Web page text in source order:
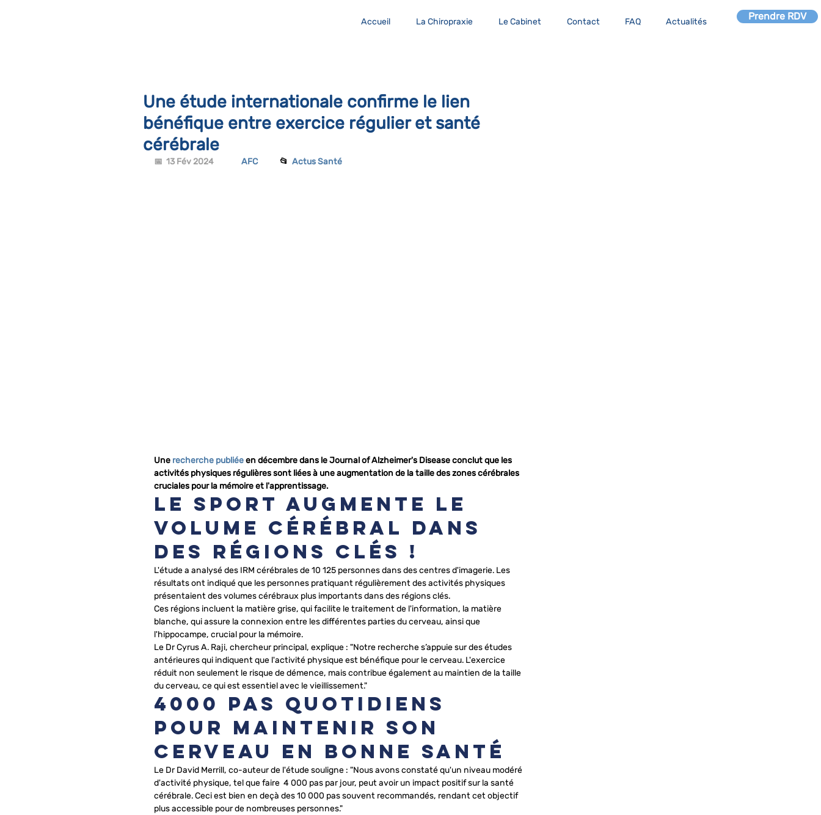
Accueil La Chiropraxie Le Cabinet Contact FAQ Actualités Prendre RDV
Une étude internationale confirme le lien
bénéfique entre exercice régulier et santé
cérébrale
📅  13 Fév 2024 AFC
            📂
Actus Santé
Une recherche publiée en décembre dans le Journal of Alzheimer's Disease conclut que les
activités physiques régulières sont liées à une augmentation de la taille des zones cérébrales
cruciales pour la mémoire et l'apprentissage.
Le sport augmente le
volume cérébral dans
des régions clés !
L'étude a analysé des IRM cérébrales de 10 125 personnes dans des centres d'imagerie. Les
résultats ont indiqué que les personnes pratiquant régulièrement des activités physiques
présentaient des volumes cérébraux plus importants dans des régions clés.
Ces régions incluent la matière grise, qui facilite le traitement de l'information, la matière
blanche, qui assure la connexion entre les différentes parties du cerveau, ainsi que
l'hippocampe, crucial pour la mémoire.
Le Dr Cyrus A. Raji, chercheur principal, explique : "Notre recherche s’appuie sur des études
antérieures qui indiquent que l'activité physique est bénéfique pour le cerveau. L'exercice
réduit non seulement le risque de démence, mais contribue également au maintien de la taille
du cerveau, ce qui est essentiel avec le vieillissement."
4000 pas quotidiens
pour maintenir son
cerveau en bonne santé
Le Dr David Merrill, co-auteur de l'étude souligne : "Nous avons constaté qu'un niveau modéré
d'activité physique, tel que faire  4 000 pas par jour, peut avoir un impact positif sur la santé
cérébrale. Ceci est bien en deçà des 10 000 pas souvent recommandés, rendant cet objectif
plus accessible pour de nombreuses personnes."